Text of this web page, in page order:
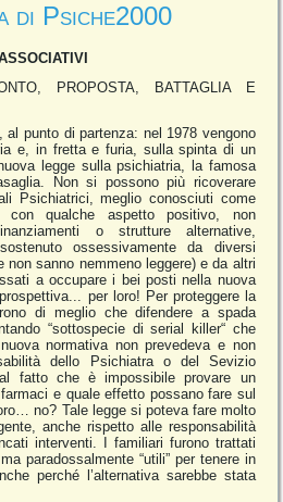
di Psiche2000
PROPOSTA, BATTAGLIA E
al punto di partenza: nel 1978 vengono
e, in fretta e furia, sulla spinta di un
legge sulla psichiatria, la famosa
Non si possono più ricoverare
Psichiatrici, meglio conosciuti come
qualche aspetto positivo, non
o strutture alternative,
ossessivamente da diversi
non sanno nemmeno leggere) e da altri
a occupare i bei posti nella nuova
per loro! Per proteggere la
di meglio che difendere a spada
“sottospecie di serial killer“ che
normativa non prevedeva e non
dello Psichiatra o del Sevizio
fatto che è impossibile provare un
e quale effetto possano fare sul
no? Tale legge si poteva fare molto
anche rispetto alle responsabilità
interventi. I familiari furono trattati
paradossalmente “utili” per tenere in
perché l’alternativa sarebbe stata